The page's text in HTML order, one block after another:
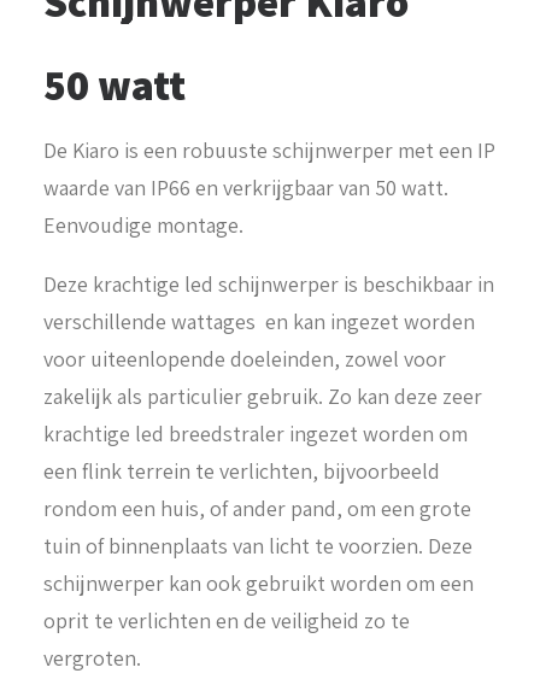
50 watt
De Kiaro is een robuuste schijnwerper met een IP
waarde van IP66 en verkrijgbaar van 50 watt.
Eenvoudige montage.
Deze krachtige led schijnwerper is beschikbaar in
verschillende wattages en kan ingezet worden
voor uiteenlopende doeleinden, zowel voor
zakelijk als particulier gebruik. Zo kan deze zeer
krachtige led breedstraler ingezet worden om
een flink terrein te verlichten, bijvoorbeeld
rondom een huis, of ander pand, om een grote
tuin of binnenplaats van licht te voorzien. Deze
schijnwerper kan ook gebruikt worden om een
oprit te verlichten en de veiligheid zo te
vergroten.